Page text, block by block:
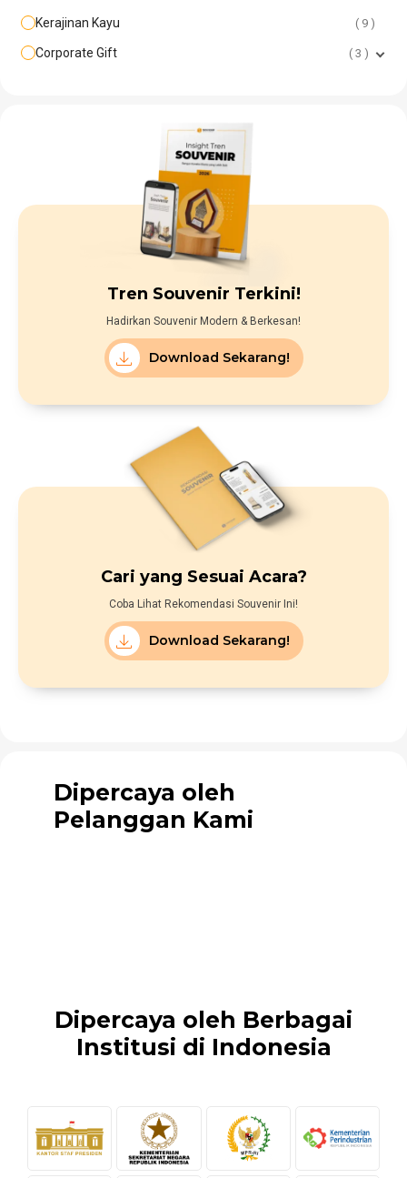
Kerajinan Kayu 9
Corporate Gift 3
Tren Souvenir Terkini!
Hadirkan Souvenir Modern & Berkesan!
Download Sekarang!
Cari yang Sesuai Acara?
Coba Lihat Rekomendasi Souvenir Ini!
Download Sekarang!
Dipercaya oleh
Pelanggan Kami
Dipercaya oleh Berbagai
Institusi di Indonesia